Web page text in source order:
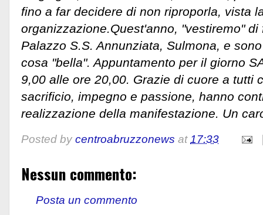
fino a far decidere di non riproporla, vista
organizzazione. Quest'anno, "vestiremo"
Palazzo S.S. Annunziata, Sulmona, e
cosa "bella". Appuntamento per il giorno
9,00 alle ore 20,00. Grazie di cuore a tutti
sacrificio, impegno e passione, hanno
realizzazione della manifestazione. Un
Posted by centroabruzzonews at17:33
Nessun commento:
Posta un commento